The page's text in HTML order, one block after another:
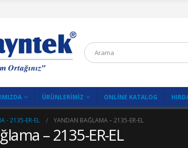
ÜRÜNLERIMIZ ONLINE KATALOG
- 2135-ER-EL YANDAN BAĞLAMA – 2135-ER-EL
– 2135-ER-EL